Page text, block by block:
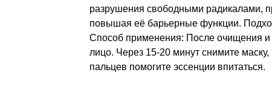
разрушения свободными радикалами,
повышая её барьерные функции.
Способ применения: После очищения и
лицо. Через 15-20 минут снимите
пальцев помогите эссенции впитаться.